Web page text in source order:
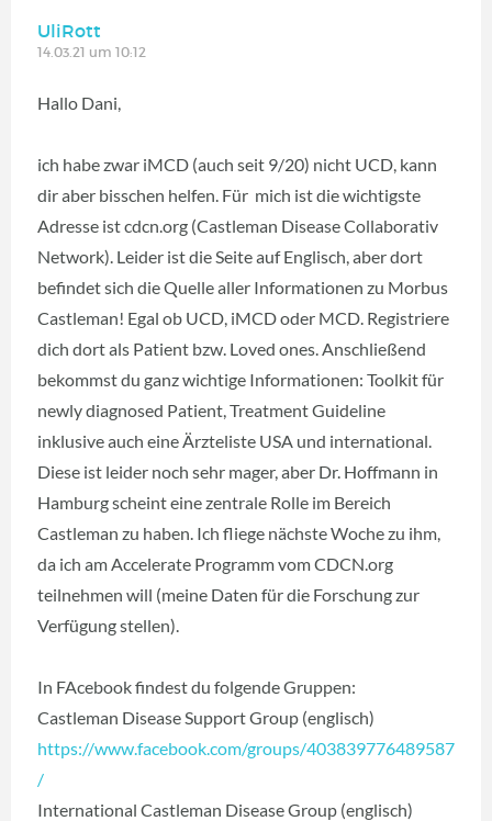
UliRott
14.03.21 um 10:12
Hallo Dani,
ich habe zwar iMCD (auch seit 9/20) nicht UCD, kann
dir aber bisschen helfen. Für mich ist die wichtigste
Adresse ist cdcn.org (Castleman Disease Collaborativ
Network). Leider ist die Seite auf Englisch, aber dort
befindet sich die Quelle aller Informationen zu Morbus
Castleman! Egal ob UCD, iMCD oder MCD. Registriere
dich dort als Patient bzw. Loved ones. Anschließend
bekommst du ganz wichtige Informationen: Toolkit für
newly diagnosed Patient, Treatment Guideline
inklusive auch eine Ärzteliste USA und international.
Diese ist leider noch sehr mager, aber Dr. Hoffmann in
Hamburg scheint eine zentrale Rolle im Bereich
Castleman zu haben. Ich fliege nächste Woche zu ihm,
da ich am Accelerate Programm vom CDCN.org
teilnehmen will (meine Daten für die Forschung zur
Verfügung stellen).
In FAcebook findest du folgende Gruppen:
Castleman Disease Support Group (englisch)
https://www.facebook.com/groups/403839776489587
/
International Castleman Disease Group (englisch)